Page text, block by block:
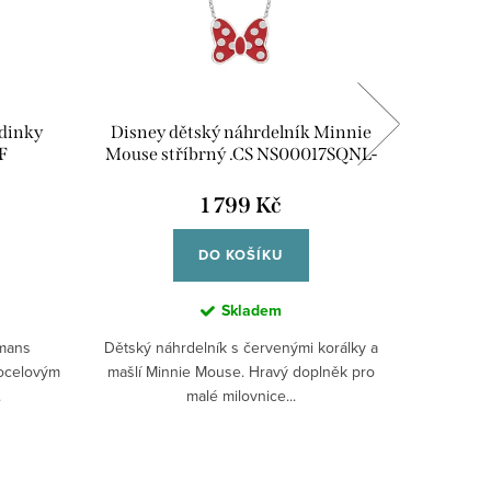
Disney dětský náhrdelník Minnie
Mouse stříbrný .CS NS00017SQNL-
1 799 Kč
DO KOŠÍKU
Skladem
Dětský náhrdelník s červenými korálky a
mašlí Minnie Mouse. Hravý doplněk pro
malé milovnice...